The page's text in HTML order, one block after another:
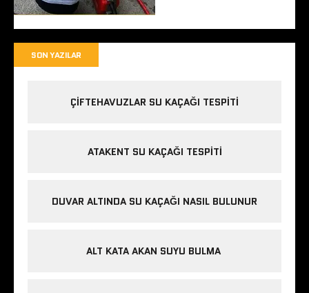
SON YAZILAR
ÇIFTEHAVUZLAR SU KAÇAĞI TESPITI
ATAKENT SU KAÇAĞI TESPITI
DUVAR ALTINDA SU KAÇAĞI NASIL BULUNUR
ALT KATA AKAN SUYU BULMA